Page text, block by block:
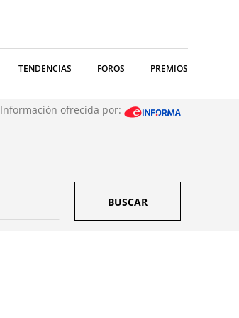
TENDENCIAS FOROS PREMIOS
Información ofrecida por:
BUSCAR